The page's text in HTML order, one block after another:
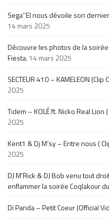
Sega’’El nous dévoile son
14 mars 2025
Découvre les photos de la soirée
Fiesta. 14 mars 2025
SECTEUR 410 – KAMELEON
2025
Tidem – KOLÉ ft. Nicko Real
2025
Kent1 & Dj M’sy – Entre nous (
2025
DJ M’Rick & DJ Bob venu tout
enflammer la soirée Coqlakour
Di Panda – Petit Coeur (Official